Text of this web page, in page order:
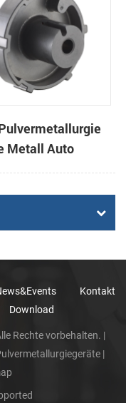
Metall Auto
Kontakt
Download
Rechte vorbehalten. |
|